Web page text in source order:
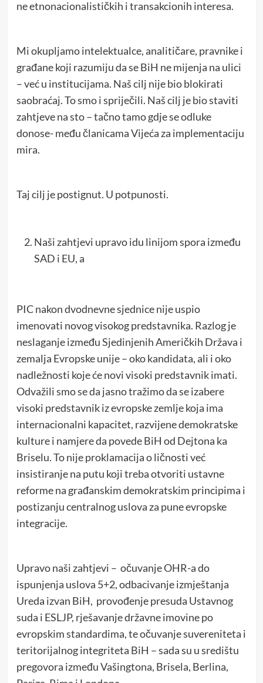
ne etnonacionalističkih i transakcionih interesa.
Mi okupljamo intelektualce, analitičare, pravnike i
građane koji razumiju da se BiH ne mijenja na ulici
– već u institucijama. Naš cilj nije bio blokirati
saobraćaj. To smo i spriječili. Naš cilj je bio staviti
zahtjeve na sto – tačno tamo gdje se odluke
donose- među članicama Vijeća za implementaciju
mira.
Taj cilj je postignut. U potpunosti.
Naši zahtjevi upravo idu linijom spora između
SAD i EU, a
PIC nakon dvodnevne sjednice nije uspio
imenovati novog visokog predstavnika. Razlog je
neslaganje između Sjedinjenih Američkih Država i
zemalja Evropske unije – oko kandidata, ali i oko
nadležnosti koje će novi visoki predstavnik imati.
Odvažili smo se da jasno tražimo da se izabere
visoki predstavnik iz evropske zemlje koja ima
internacionalni kapacitet, razvijene demokratske
kulture i namjere da povede BiH od Dejtona ka
Briselu. To nije proklamacija o ličnosti već
insistiranje na putu koji treba otvoriti ustavne
reforme na građanskim demokratskim principima i
postizanju centralnog uslova za pune evropske
integracije.
Upravo naši zahtjevi – očuvanje OHR-a do
ispunjenja uslova 5+2, odbacivanje izmještanja
Ureda izvan BiH, provođenje presuda Ustavnog
suda i ESLJP, rješavanje državne imovine po
evropskim standardima, te očuvanje suvereniteta i
teritorijalnog integriteta BiH – sada su u središtu
pregovora između Vašingtona, Brisela, Berlina,